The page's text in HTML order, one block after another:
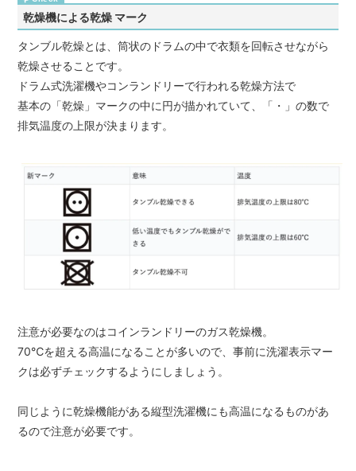
乾燥機による乾燥 マーク
タンブル乾燥とは、筒状のドラムの中で衣類を回転させながら
乾燥させることです。
ドラム式洗濯機やコンランドリーで行われる乾燥方法で
基本の「乾燥」マークの中に円が描かれていて、「・」の数で
排気温度の上限が決まります。
注意が必要なのはコインランドリーのガス乾燥機。
70℃を超える高温になることが多いので、事前に洗濯表示マー
クは必ずチェックするようにしましょう。
同じように乾燥機能がある縦型洗濯機にも高温になるものがあ
るので注意が必要です。